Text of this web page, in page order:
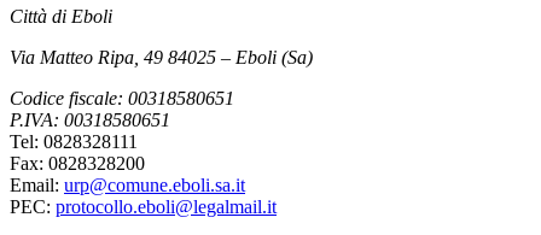
Città di Eboli
Via Matteo Ripa, 49 84025 – Eboli (Sa)
Codice fiscale: 00318580651
P.IVA: 00318580651
Tel: 0828328111
Fax: 0828328200
Email: urp@comune.eboli.sa.it
PEC: protocollo.eboli@legalmail.it